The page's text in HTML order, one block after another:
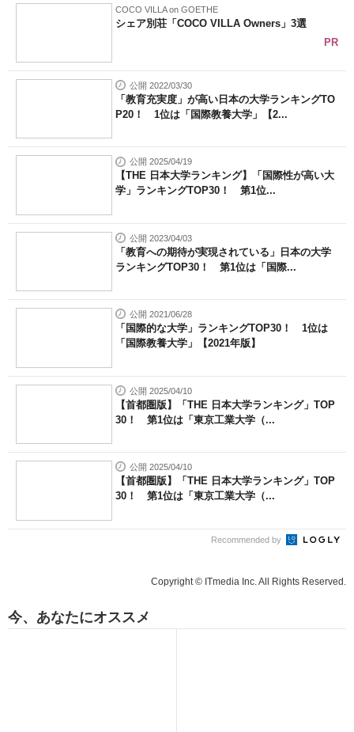
COCO VILLA on GOETHE
シェア別荘「COCO VILLA Owners」3選
PR
公開 2022/03/30
「教育充実度」が高い日本の大学ランキングTO
P20！ 1位は「国際教養大学」【2...
公開 2025/04/19
【THE 日本大学ランキング】「国際性が高い大
学」ランキングTOP30！ 第1位...
公開 2023/04/03
「教育への期待が実現されている」日本の大学
ランキングTOP30！ 第1位は「国際...
公開 2021/06/28
「国際的な大学」ランキングTOP30！ 1位は
「国際教養大学」【2021年版】
公開 2025/04/10
【首都圏版】「THE 日本大学ランキング」TOP
30！ 第1位は「東京工業大学（...
公開 2025/04/10
【首都圏版】「THE 日本大学ランキング」TOP
30！ 第1位は「東京工業大学（...
Recommended by
Copyright © ITmedia Inc. All Rights Reserved.
今、あなたにオススメ